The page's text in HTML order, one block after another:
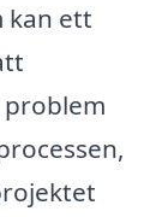
kan ett